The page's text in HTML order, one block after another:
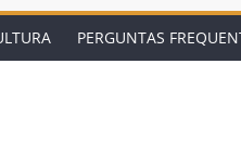
PERGUNTAS